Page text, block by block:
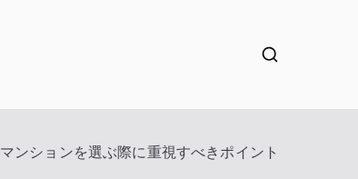
マンションを選ぶ際に重視すべきポイント